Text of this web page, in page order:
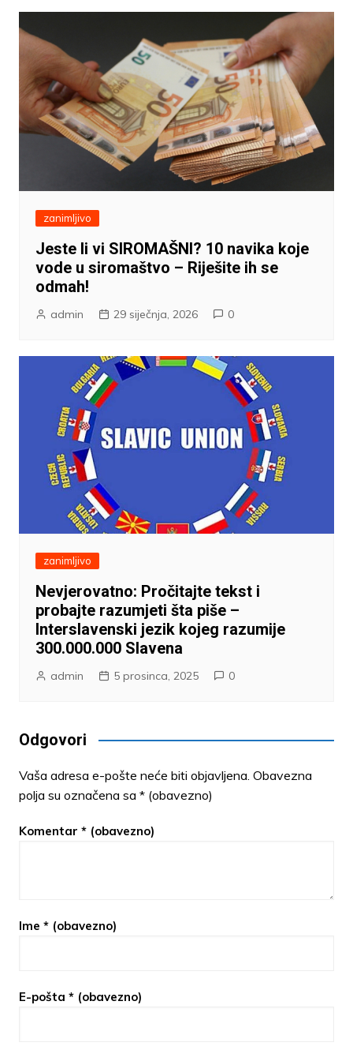
zanimljivo
Jeste li vi SIROMAŠNI? 10 navika koje
vode u siromaštvo – Riješite ih se
odmah!
admin 29 siječnja, 2026 0
zanimljivo
Nevjerovatno: Pročitajte tekst i
probajte razumjeti šta piše –
Interslavenski jezik kojeg razumije
300.000.000 Slavena
admin 5 prosinca, 2025 0
Odgovori
Vaša adresa e-pošte neće biti objavljena. Obavezna
polja su označena sa * (obavezno)
Komentar * (obavezno)
Ime * (obavezno)
E-pošta * (obavezno)